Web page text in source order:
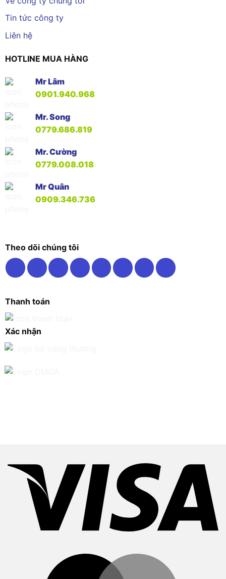
Tin tức công ty
Liên hệ
HOTLINE MUA HÀNG
Mr Lâm
0901.940.968
Mr. Song
0779.686.819
Mr. Cường
0779.008.018
Mr Quân
0909.346.736
Theo dõi chúng tôi
Thanh toán
Xác nhận